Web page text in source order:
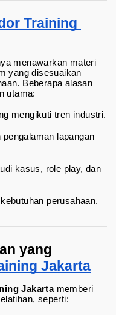
Training
menawarkan materi
yang disesuaikan
Beberapa alasan
utama:
mengikuti tren industri.
pengalaman lapangan
kasus, role play, dan
perusahaan.
yang
Jakarta
Jakarta memberi
seperti: